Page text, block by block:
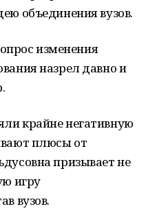
объединения вузов.
изменения
назрел давно и
крайне негативную
плюсы от
призывает не
игру
вузов.